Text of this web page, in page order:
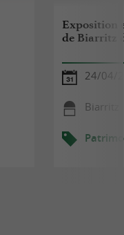
Exposition
de Biarritz
24/04/
Biarritz